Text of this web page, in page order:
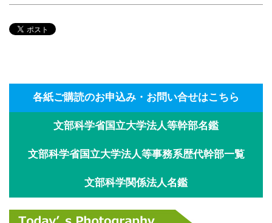
各紙ご購読のお申込み・お問い合せはこちら
文部科学省国立大学法人等幹部名鑑
文部科学省国立大学法人等事務系歴代幹部一覧
文部科学関係法人名鑑